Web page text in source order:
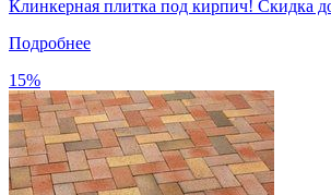
Клинкерная плитка под кирпич! Скидка
Подробнее
15%